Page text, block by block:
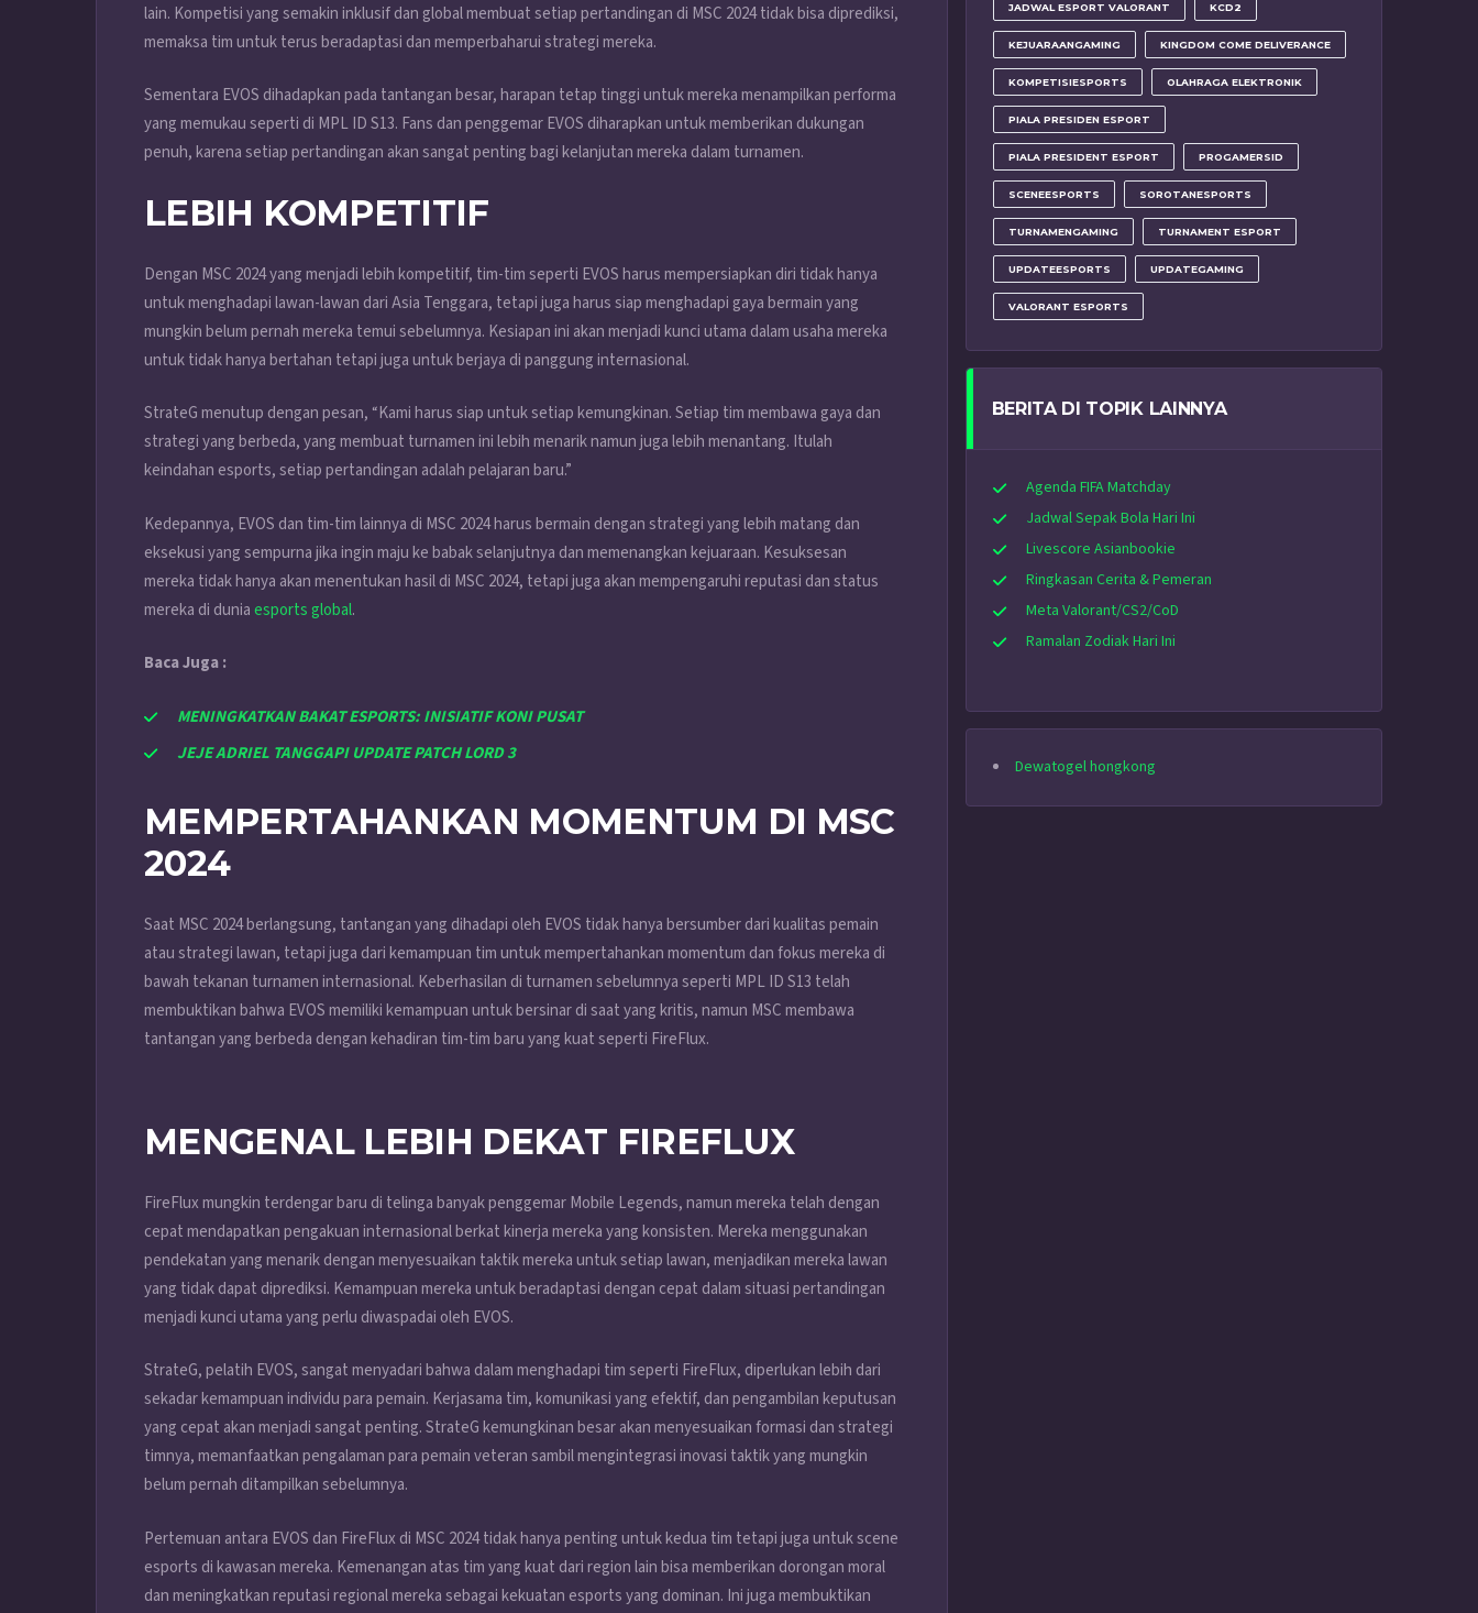
lain. Kompetisi yang semakin inklusif dan global membuat setiap pertandingan di MSC 2024 tidak bisa diprediksi,
memaksa tim untuk terus beradaptasi dan memperbaharui strategi mereka.
Sementara EVOS dihadapkan pada tantangan besar, harapan tetap tinggi untuk mereka menampilkan performa
yang memukau seperti di MPL ID S13. Fans dan penggemar EVOS diharapkan untuk memberikan dukungan
penuh, karena setiap pertandingan akan sangat penting bagi kelanjutan mereka dalam turnamen.
LEBIH KOMPETITIF
Dengan MSC 2024 yang menjadi lebih kompetitif, tim-tim seperti EVOS harus mempersiapkan diri tidak hanya
untuk menghadapi lawan-lawan dari Asia Tenggara, tetapi juga harus siap menghadapi gaya bermain yang
mungkin belum pernah mereka temui sebelumnya. Kesiapan ini akan menjadi kunci utama dalam usaha mereka
untuk tidak hanya bertahan tetapi juga untuk berjaya di panggung internasional.
StrateG menutup dengan pesan, “Kami harus siap untuk setiap kemungkinan. Setiap tim membawa gaya dan
strategi yang berbeda, yang membuat turnamen ini lebih menarik namun juga lebih menantang. Itulah
keindahan esports, setiap pertandingan adalah pelajaran baru.”
Kedepannya, EVOS dan tim-tim lainnya di MSC 2024 harus bermain dengan strategi yang lebih matang dan
eksekusi yang sempurna jika ingin maju ke babak selanjutnya dan memenangkan kejuaraan. Kesuksesan
mereka tidak hanya akan menentukan hasil di MSC 2024, tetapi juga akan mempengaruhi reputasi dan status
mereka di duniaesports global.
Baca Juga :
MENINGKATKAN BAKAT ESPORTS: INISIATIF KONI PUSAT
JEJE ADRIEL TANGGAPI UPDATE PATCH LORD 3
MEMPERTAHANKAN MOMENTUM DI MSC
2024
Saat MSC 2024 berlangsung, tantangan yang dihadapi oleh EVOS tidak hanya bersumber dari kualitas pemain
atau strategi lawan, tetapi juga dari kemampuan tim untuk mempertahankan momentum dan fokus mereka di
bawah tekanan turnamen internasional. Keberhasilan di turnamen sebelumnya seperti MPL ID S13 telah
membuktikan bahwa EVOS memiliki kemampuan untuk bersinar di saat yang kritis, namun MSC membawa
tantangan yang berbeda dengan kehadiran tim-tim baru yang kuat seperti FireFlux.
MENGENAL LEBIH DEKAT FIREFLUX
FireFlux mungkin terdengar baru di telinga banyak penggemar Mobile Legends, namun mereka telah dengan
cepat mendapatkan pengakuan internasional berkat kinerja mereka yang konsisten. Mereka menggunakan
pendekatan yang menarik dengan menyesuaikan taktik mereka untuk setiap lawan, menjadikan mereka lawan
yang tidak dapat diprediksi. Kemampuan mereka untuk beradaptasi dengan cepat dalam situasi pertandingan
menjadi kunci utama yang perlu diwaspadai oleh EVOS.
StrateG, pelatih EVOS, sangat menyadari bahwa dalam menghadapi tim seperti FireFlux, diperlukan lebih dari
sekadar kemampuan individu para pemain. Kerjasama tim, komunikasi yang efektif, dan pengambilan keputusan
yang cepat akan menjadi sangat penting. StrateG kemungkinan besar akan menyesuaikan formasi dan strategi
timnya, memanfaatkan pengalaman para pemain veteran sambil mengintegrasi inovasi taktik yang mungkin
belum pernah ditampilkan sebelumnya.
Pertemuan antara EVOS dan FireFlux di MSC 2024 tidak hanya penting untuk kedua tim tetapi juga untuk scene
esports di kawasan mereka. Kemenangan atas tim yang kuat dari region lain bisa memberikan dorongan moral
dan meningkatkan reputasi regional mereka sebagai kekuatan esports yang dominan. Ini juga membuktikan
JADWAL ESPORT VALORANT KCD2
KEJUARAANGAMING KINGDOM COME DELIVERANCE
KOMPETISIESPORTS OLAHRAGA ELEKTRONIK
PIALA PRESIDEN ESPORT
PIALA PRESIDENT ESPORT PROGAMERSID
SCENEESPORTS SOROTANESPORTS
TURNAMENGAMING TURNAMENT ESPORT
UPDATEESPORTS UPDATEGAMING
VALORANT ESPORTS
BERITA DI TOPIK LAINNYA
Agenda FIFA Matchday
Jadwal Sepak Bola Hari Ini
Livescore Asianbookie
Ringkasan Cerita & Pemeran
Meta Valorant/CS2/CoD
Ramalan Zodiak Hari Ini
Dewatogel hongkong